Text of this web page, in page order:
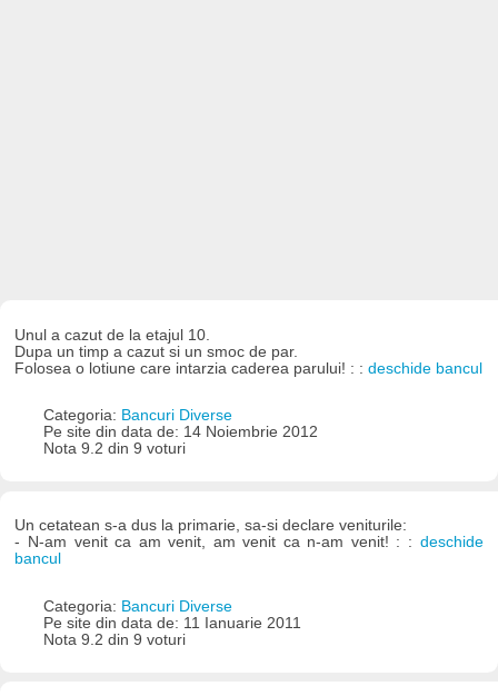
Unul a cazut de la etajul 10.
Dupa un timp a cazut si un smoc de par.
Folosea o lotiune care intarzia caderea parului! : :deschide bancul
Categoria: Bancuri Diverse
Pe site din data de: 14 Noiembrie 2012
Nota 9.2 din 9 voturi
Un cetatean s-a dus la primarie, sa-si declare veniturile:
- N-am venit ca am venit, am venit ca n-am venit! : : deschide
bancul
Categoria: Bancuri Diverse
Pe site din data de: 11 Ianuarie 2011
Nota 9.2 din 9 voturi